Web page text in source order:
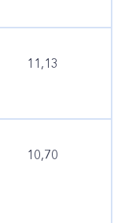
11,13
10,70